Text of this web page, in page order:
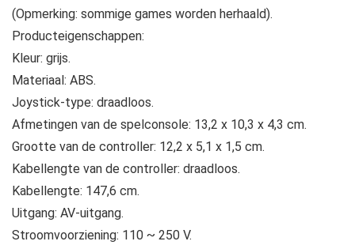
(Opmerking: sommige games worden herhaald).
Producteigenschappen:
Kleur: grijs.
Materiaal: ABS.
Joystick-type: draadloos.
Afmetingen van de spelconsole: 13,2 x 10,3 x 4,3 cm.
Grootte van de controller: 12,2 x 5,1 x 1,5 cm.
Kabellengte van de controller: draadloos.
Kabellengte: 147,6 cm.
Uitgang: AV-uitgang.
Stroomvoorziening: 110 ~ 250 V.